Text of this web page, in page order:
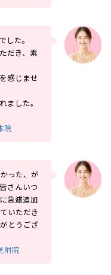
た。
だき、素
感じませ
ました。
院
った、が
さんいつ
急遽追加
いただき
とうござ
附院